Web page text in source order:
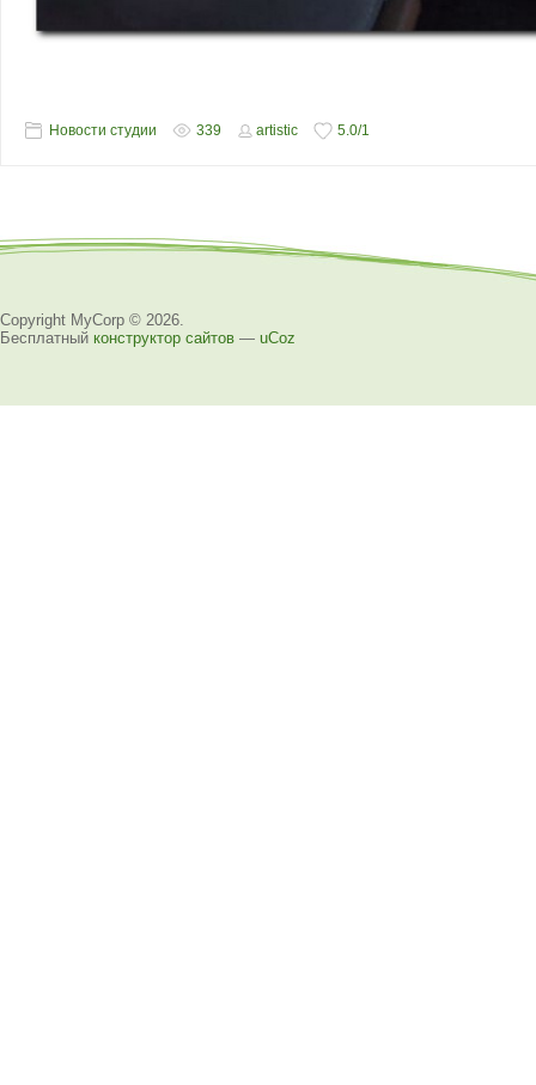
Новости студии 339 artistic 5.0/1
Copyright MyCorp © 2026
Бесплатный конструктор сайтов — uCoz